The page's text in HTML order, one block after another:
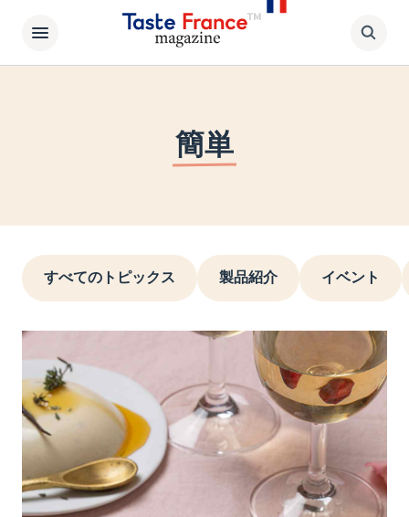
簡単
すべてのトピックス 製品紹介 イベント